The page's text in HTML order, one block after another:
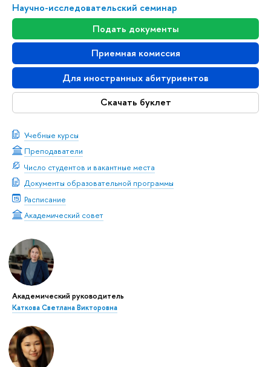
Научно-исследовательский семинар
Подать документы
Приемная комиссия
Для иностранных абитуриентов
Скачать буклет
Учебные курсы
Преподаватели
Число студентов и вакантные места
Документы образовательной программы
Расписание
Академический совет
Академический руководитель
Каткова Светлана Викторовна